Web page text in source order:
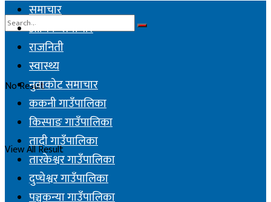
No Result
View All Result
समाचार
आर्थिक समाचार
राजनिती
स्वास्थ्य
नुवाकोट समाचार
ककनी गाउँपालिका
किस्पाङ गाउँपालिका
तादी गाउँपालिका
तारकेश्वर गाउँपालिका
दुप्चेश्वर गाउँपालिका
पञ्चकन्या गाउँपालिका